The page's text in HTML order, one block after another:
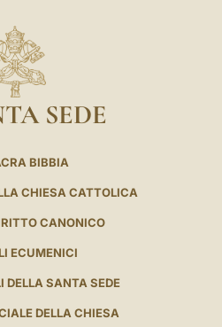
SEDE
BIBBIA
CHIESA CATTOLICA
CANONICO
ECUMENICI
DELLA SANTA SEDE
DELLA CHIESA